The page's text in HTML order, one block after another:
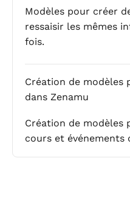
Modèles pour créer
ressaisir les mêmes
fois.
Création de modèles
dans Zenamu
Création de modèles
cours et événements